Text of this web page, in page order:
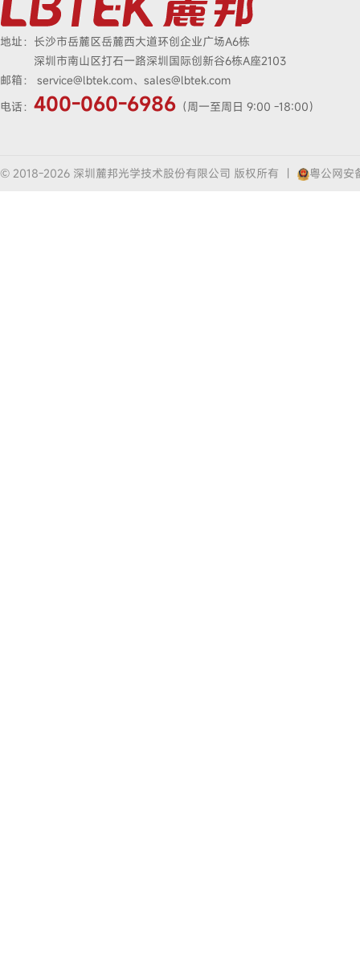
地址： 长沙市岳麓区岳麓西大道环创企业广场A6栋
深圳市南山区打石一路深圳国际创新谷6栋A座2103
邮箱： service@lbtek.com、sales@lbtek.com
电话： 400-060-6986 （周一至周日 9:00 -18:00）
© 2018-2026 深圳麓邦光学技术股份有限公司 版权所有 粤公网安